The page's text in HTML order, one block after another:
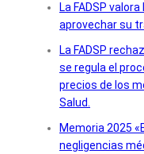
La FADSP
aprovechar su
La FADSP
se regula el
precios de los
Salud.
Memoria 2025
negligencias